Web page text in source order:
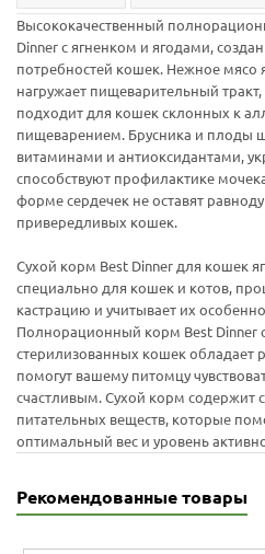
Высококачественный
Dinner с ягненком и ягодами,
потребностей кошек. Нежное мясо
нагружает пищеварительный
подходит для кошек склонных к
пищеварением. Брусника и плоды
витаминами и антиоксидантами,
способствуют профилактике
форме сердечек не оставят
привередливых кошек.
Сухой корм Best Dinner для кошек
специально для кошек и котов,
кастрацию и учитывает их
Полнорационный корм Best Dinner
стерилизованных кошек обладает
помогут вашему питомцу
счастливым. Сухой корм содержит
питательных веществ, которые
оптимальный вес и уровень
Рекомендованные товары